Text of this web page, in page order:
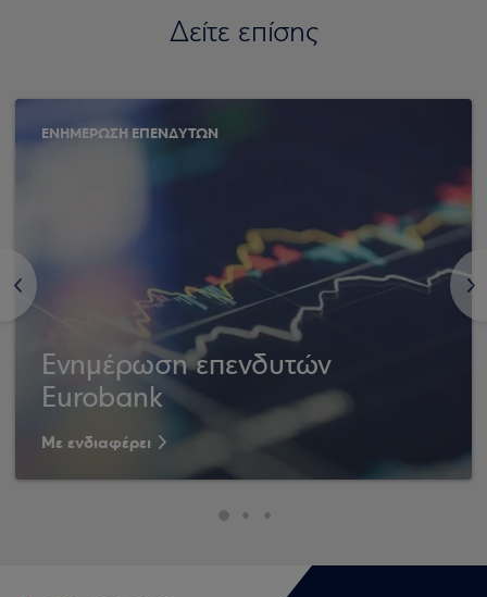
Δείτε επίσης
<
ΕΝΗΜΕΡΩΣΗ ΕΠΕΝΔΥΤΩΝ
Ενημέρωση επενδυτών
Eurobank
Με ενδιαφέρει
>